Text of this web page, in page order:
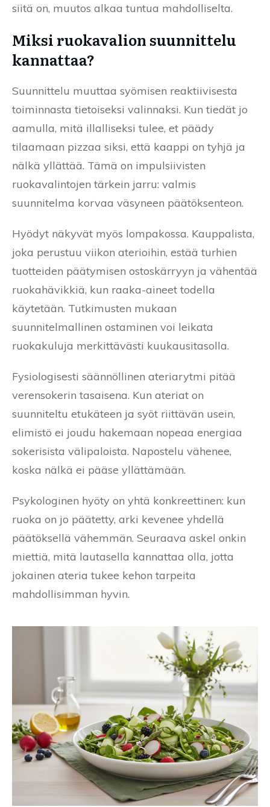
siitä on, muutos alkaa tuntua mahdolliselta.
Miksi ruokavalion suunnittelu
kannattaa?
Suunnittelu muuttaa syömisen reaktiivisesta
toiminnasta tietoiseksi valinnaksi. Kun tiedät jo
aamulla, mitä illalliseksi tulee, et päädy
tilaamaan pizzaa siksi, että kaappi on tyhjä ja
nälkä yllättää. Tämä on impulsiivisten
ruokavalintojen tärkein jarru: valmis
suunnitelma korvaa väsyneen päätöksenteon.
Hyödyt näkyvät myös lompakossa. Kauppalista,
joka perustuu viikon aterioihin, estää turhien
tuotteiden päätymisen ostoskärryyn ja vähentää
ruokahävikkiä, kun raaka-aineet todella
käytetään. Tutkimusten mukaan
suunnitelmallinen ostaminen voi leikata
ruokakuluja merkittävästi kuukausitasolla.
Fysiologisesti säännöllinen ateriarytmi pitää
verensokerin tasaisena. Kun ateriat on
suunniteltu etukäteen ja syöt riittävän usein,
elimistö ei joudu hakemaan nopeaa energiaa
sokerisista välipaloista. Napostelu vähenee,
koska nälkä ei pääse yllättämään.
Psykologinen hyöty on yhtä konkreettinen: kun
ruoka on jo päätetty, arki kevenee yhdellä
päätöksellä vähemmän. Seuraava askel onkin
miettiä, mitä lautasella kannattaa olla, jotta
jokainen ateria tukee kehon tarpeita
mahdollisimman hyvin.